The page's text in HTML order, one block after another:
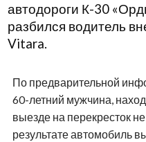
автодороги К-30
разбился водитель
Vitara.
По предварительной
60-летний мужчина,
выезде на перекресток
результате автомобиль